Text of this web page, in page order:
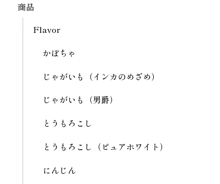
商品
Flavor
かぼちゃ
じゃがいも（インカのめざめ）
じゃがいも（男爵）
とうもろこし
とうもろこし（ピュアホワイト）
にんじん